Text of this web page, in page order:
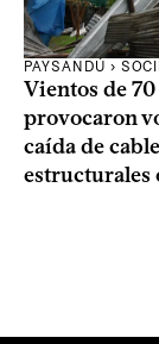
PAYSANDÚ ›
Vientos de
provocaron
caída de
estructurales